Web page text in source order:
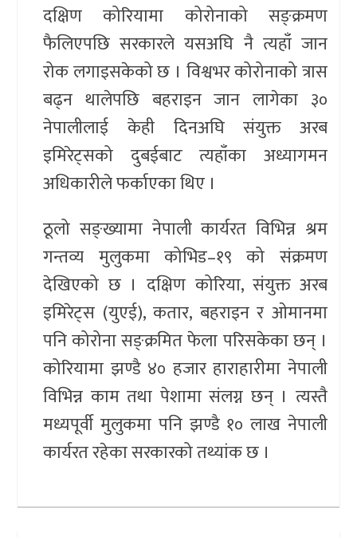
दक्षिण कोरियामा कोरोनाको सङ्क्रमण
फैलिएपछि सरकारले यसअघि नै त्यहाँ जान
रोक लगाइसकेको छ । विश्वभर कोरोनाको त्रास
बढ्न थालेपछि बहराइन जान लागेका ३०
नेपालीलाई केही दिनअघि संयुक्त अरब
इमिरेट्सको दुबईबाट त्यहाँका अध्यागमन
अधिकारीले फर्काएका थिए ।
ठूलो सङ्ख्यामा नेपाली कार्यरत विभिन्न श्रम
गन्तव्य मुलुकमा कोभिड–१९ को संक्रमण
देखिएको छ । दक्षिण कोरिया, संयुक्त अरब
इमिरेट्स (युएई), कतार, बहराइन र ओमानमा
पनि कोरोना सङ्क्रमित फेला परिसकेका छन् ।
कोरियामा झण्डै ४० हजार हाराहारीमा नेपाली
विभिन्न काम तथा पेशामा संलग्न छन् । त्यस्तै
मध्यपूर्वी मुलुकमा पनि झण्डै १० लाख नेपाली
कार्यरत रहेका सरकारको तथ्यांक छ ।